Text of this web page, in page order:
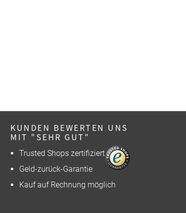
KUNDEN BEWERTEN UNS
MIT "SEHR GUT"
Trusted Shops zertifiziert
Geld-zurück-Garantie
Kauf auf Rechnung möglich